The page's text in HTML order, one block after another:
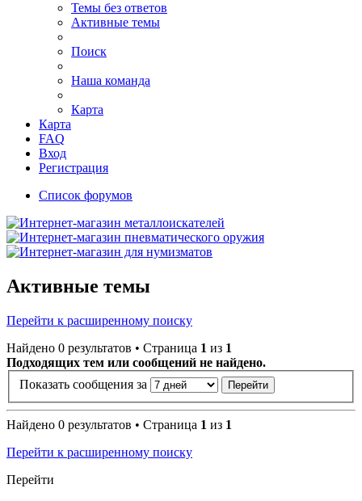
Темы без ответов
Активные темы
Поиск
Наша команда
Карта
Карта
FAQ
Вход
Регистрация
Список форумов
Активные темы
Перейти к расширенному поиску
Найдено 0 результатов • Страница 1 из 1
Подходящих тем или сообщений не найдено.
Показать сообщения за
Найдено 0 результатов • Страница 1 из 1
Перейти к расширенному поиску
Перейти